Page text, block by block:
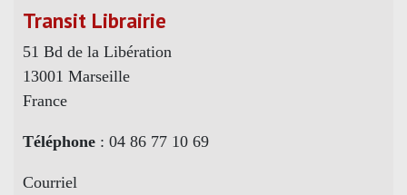
Transit Librairie
51 Bd de la Libération
13001 Marseille
France
Téléphone : 04 86 77 10 69
Courriel